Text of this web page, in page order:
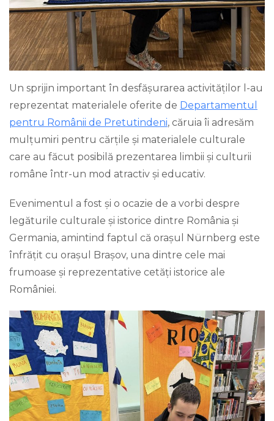
Un sprijin important în desfășurarea activităților l-au
reprezentat materialele oferite de Departamentul
pentru Românii de Pretutindeni, căruia îi adresăm
mulțumiri pentru cărțile și materialele culturale
care au făcut posibilă prezentarea limbii și culturii
române într-un mod atractiv și educativ.
Evenimentul a fost și o ocazie de a vorbi despre
legăturile culturale și istorice dintre România și
Germania, amintind faptul că orașul Nürnberg este
înfrățit cu orașul Brașov, una dintre cele mai
frumoase și reprezentative cetăți istorice ale
României.